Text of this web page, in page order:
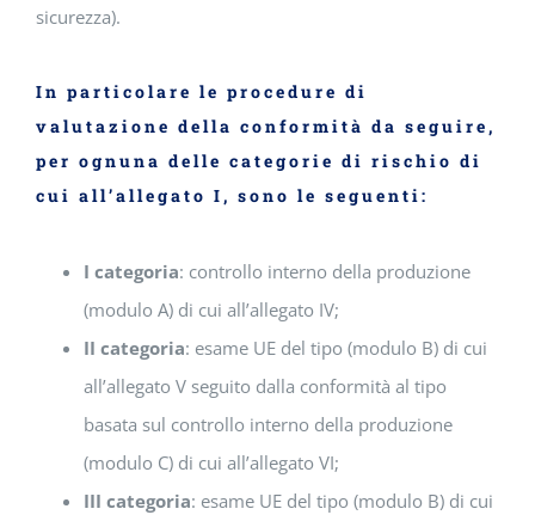
sicurezza).
In particolare le procedure di
valutazione della conformità da seguire,
per ognuna delle categorie di rischio di
cui all’allegato I, sono le seguenti:
I categoria: controllo interno della produzione
(modulo A) di cui all’allegato IV;
II categoria: esame UE del tipo (modulo B) di cui
all’allegato V seguito dalla conformità al tipo
basata sul controllo interno della produzione
(modulo C) di cui all’allegato VI;
III categoria: esame UE del tipo (modulo B) di cui